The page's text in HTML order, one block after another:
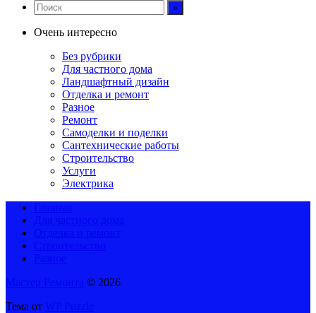
Очень интересно
Без рубрики
Для частного дома
Ландшафтный дизайн
Отделка и ремонт
Разное
Ремонт
Самоделки и поделки
Сантехнические работы
Строительство
Услуги
Электрика
© 2026
Тема от